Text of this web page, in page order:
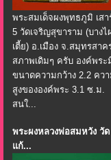
พระสมเด็จผงพุทธภูมิ เสา
5 วัดเจริญสุขาราม (บางไ
เตี้ย) อ.เมือง จ.สมุทรสาค
สภาพเดิมๆ ครับ องค์พระ
ขนาดความกว้าง 2.2 คว
สูงขององค์พระ 3.1 ซ.ม.
สนใ...
พระผงหลวงพ่อสมหวัง วัด
แก้...